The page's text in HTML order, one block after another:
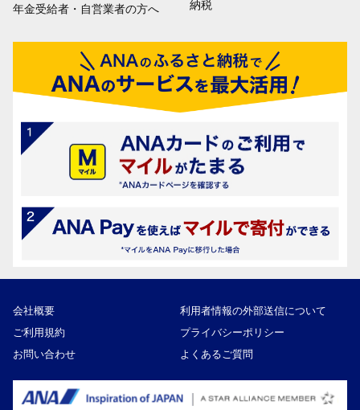
年金受給者・自営業者の方へ
納税
会社概要
利用者情報の外部送信について
ご利用規約
プライバシーポリシー
お問い合わせ
よくあるご質問